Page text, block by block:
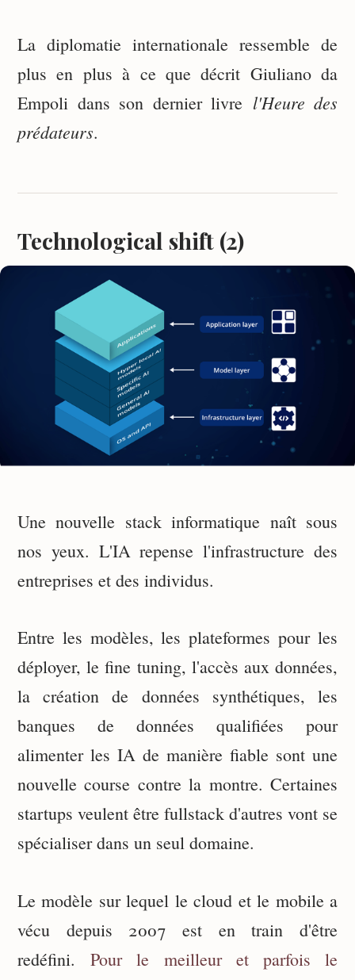
La diplomatie internationale ressemble de
plus en plus à ce que décrit Giuliano da
Empoli dans son dernier livre l'Heure des
prédateurs.
Technological shift (2)
Une nouvelle stack informatique naît sous
nos yeux. L'IA repense l'infrastructure des
entreprises et des individus.
Entre les modèles, les plateformes pour les
déployer, le fine tuning, l'accès aux données,
la création de données synthétiques, les
banques de données qualifiées pour
alimenter les IA de manière fiable sont une
nouvelle course contre la montre. Certaines
startups veulent être fullstack d'autres vont se
spécialiser dans un seul domaine.
Le modèle sur lequel le cloud et le mobile a
vécu depuis 2007 est en train d'être
redéfini.Pour le meilleur et parfois le